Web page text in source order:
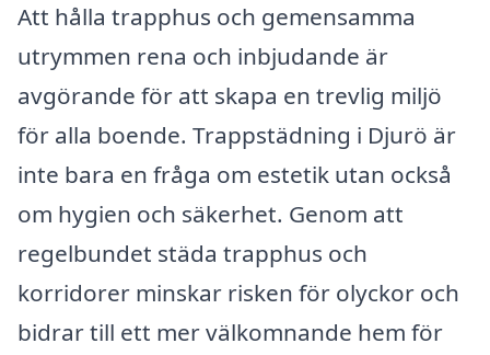
Att hålla trapphus och gemensamma
utrymmen rena och inbjudande är
avgörande för att skapa en trevlig miljö
för alla boende. Trappstädning i Djurö är
inte bara en fråga om estetik utan också
om hygien och säkerhet. Genom att
regelbundet städa trapphus och
korridorer minskar risken för olyckor och
bidrar till ett mer välkomnande hem för